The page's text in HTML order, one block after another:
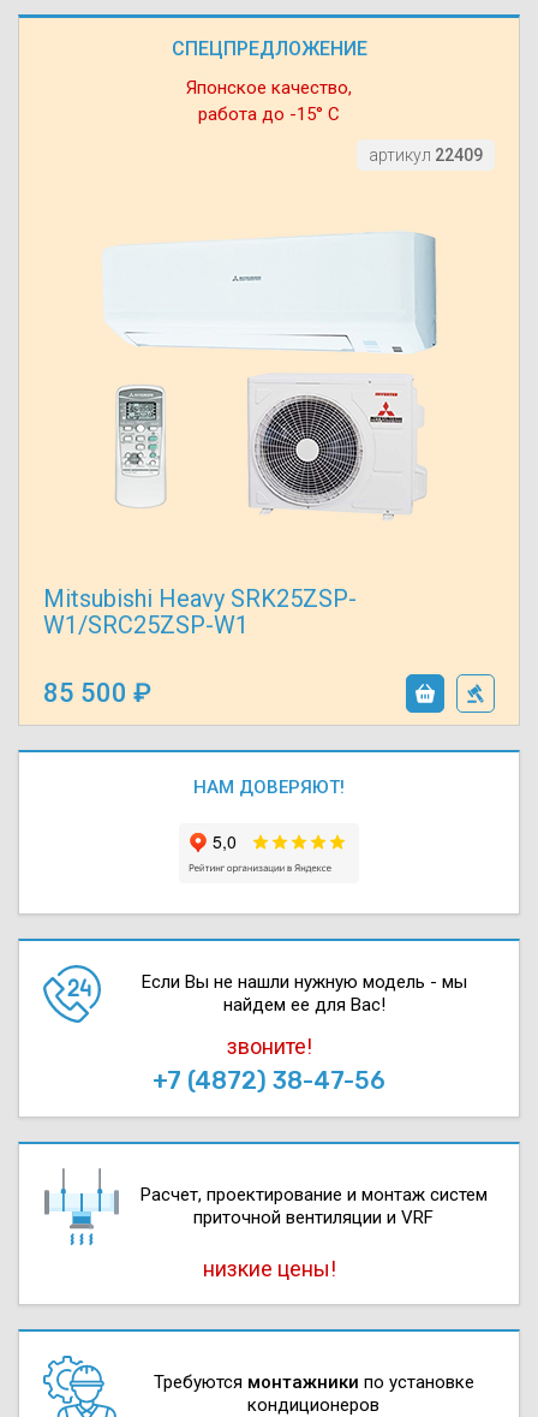
СПЕЦПРЕДЛОЖЕНИЕ
Японское качество,
работа до -15° С
артикул 22409
Mitsubishi Heavy SRK25ZSP-
W1/SRC25ZSP-W1
85 500
НАМ ДОВЕРЯЮТ!
Если Вы не нашли нужную модель - мы
найдем ее для Вас!
звоните!
+7 (4872) 38-47-56
Расчет, проектирова­ние и монтаж систем
приточной вентиляции и VRF
низкие цены!
Требуются монтажники по установке
кондиционеров